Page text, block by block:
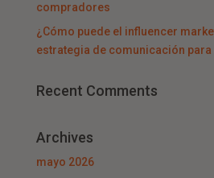
compradores
¿Cómo puede el influencer
estrategia de comunicación para
Recent Comments
Archives
mayo 2026